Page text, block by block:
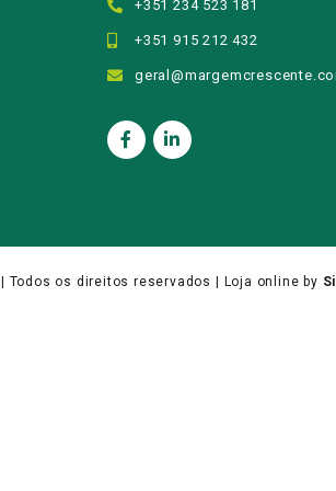
+351 234 523 181
+351 915 212 432
| Todos os direitos reservados | Loja online by